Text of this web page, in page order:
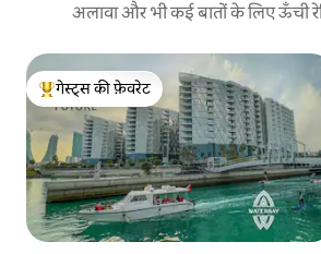
अलावा और भी कई बातों के लिए ऊँची
गेस्ट्स का टॉप फ़ेवरेट
गेस्ट्स की फ़ेवरेट